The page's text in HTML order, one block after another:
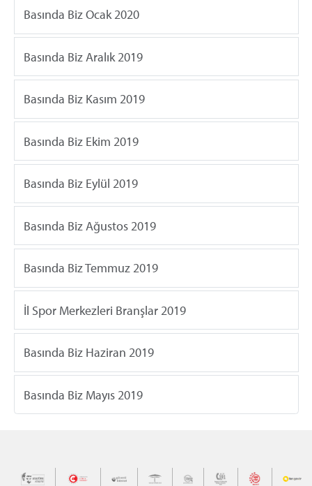
Basında Biz Ocak 2020
Basında Biz Aralık 2019
Basında Biz Kasım 2019
Basında Biz Ekim 2019
Basında Biz Eylül 2019
Basında Biz Ağustos 2019
Basında Biz Temmuz 2019
İl Spor Merkezleri Branşlar 2019
Basında Biz Haziran 2019
Basında Biz Mayıs 2019